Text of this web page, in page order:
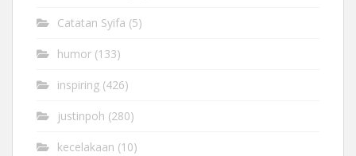
Catatan Syifa (5)
humor (133)
inspiring (426)
justinpoh (280)
kecelakaan (10)